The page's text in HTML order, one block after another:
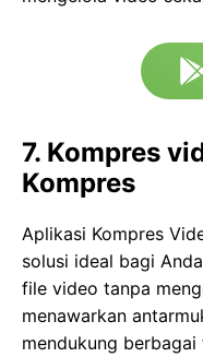
7. Kompres
Kompres
Aplikasi Kompres
solusi ideal bagi
file video tanpa
menawarkan
mendukung